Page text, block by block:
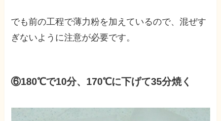
でも前の工程で薄力粉を加えているので、混ぜす
ぎないように注意が必要です。
⑥180℃で10分、170℃に下げて35分焼く